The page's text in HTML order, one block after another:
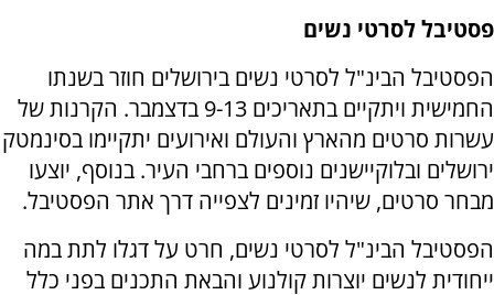
פסטיבל לסרטי נשים
הפסטיבל הבינ"ל לסרטי נשים בירושלים חוזר בשנתו
החמישית ויתקיים בתאריכים 9-13 בדצמבר. הקרנות של
עשרות סרטים מהארץ והעולם ואירועים יתקיימו בסינמטק
ירושלים ובלוקיישנים נוספים ברחבי העיר. בנוסף, יוצעו
מבחר סרטים, שיהיו זמינים לצפייה דרך אתר הפסטיבל.
הפסטיבל הבינ"ל לסרטי נשים, חרט על דגלו לתת במה
ייחודית לנשים יוצרות קולנוע והבאת התכנים בפני כלל